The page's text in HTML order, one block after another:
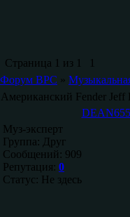
Страница 1 из 1
1
Форум ВРС »
Американский Fender Jeff
Муз-эксперт
Группа: Друг
Сообщений: 909
Репутация: 0
Статус: Не здесь